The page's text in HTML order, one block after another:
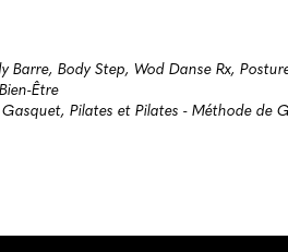
Barre, Body Step, Wod Danse Rx,
Être
Pilates et Pilates - Méthode de